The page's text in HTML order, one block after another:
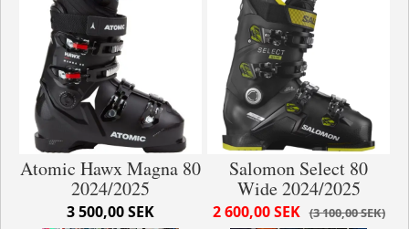
Atomic Hawx Magna 80
2024/2025
3 500,00 SEK
Salomon Select 80
Wide 2024/2025
3 100,00 SEK
2 600,00 SEK